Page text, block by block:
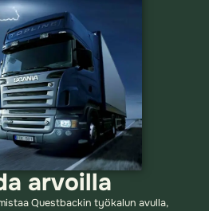
arvoilla
Questbackin työkalun avulla,